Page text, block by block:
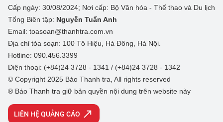
Cấp ngày: 30/08/2024; Nơi cấp: Bộ Văn hóa - Thể thao và Du lịch
Tổng Biên tập: Nguyễn Tuấn Anh
Email: toasoan@thanhtra.com.vn
Địa chỉ tòa soạn: 100 Tô Hiệu, Hà Đông, Hà Nội.
Hotline: 090.456.3399
Điện thoại: (+84)24 3728 - 1341 / (+84)24 3728 - 1342
© Copyright 2025 Báo Thanh tra, All rights reserved
® Báo Thanh tra giữ bản quyền nội dung trên website này
LIÊN HỆ QUẢNG CÁO